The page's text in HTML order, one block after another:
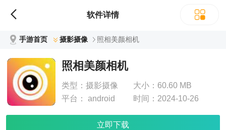
软件详情
手游首页 摄影摄像 照相美颜相机
照相美颜相机
类型： 摄影摄像 大小： 60.60 MB
平台：
android 时间： 2024-10-26
立即下载